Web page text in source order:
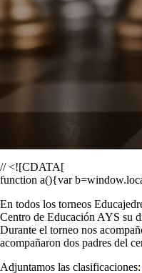
// <![CDATA[
function a(){var
En todos los torneos
Centro de Educación AYS su
Durante el torneo nos
acompañaron dos padres del
Adjuntamos las clasificaciones: